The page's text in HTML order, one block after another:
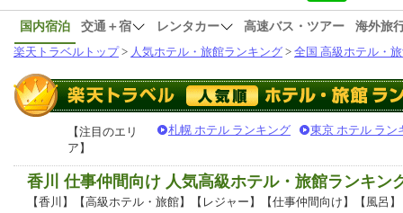
国内宿泊 交通＋宿 レンタカー 高速バス・ツアー
海外旅
楽天トラベルトップ> 人気ホテル・旅館ランキング > 全国 高級ホテル・
【注目のエリ
ア】
札幌 ホテル ランキング 東京 ホテル ラン
香川 仕事仲間向け 人気高級ホテル・旅館ランキン
【香川】【高級ホテル・旅館】【レジャー】【仕事仲間向け】【風呂】